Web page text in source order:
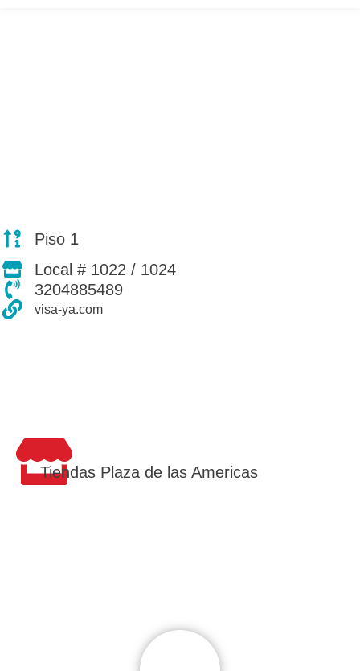
Piso 1
Local # 1022 / 1024
3204885489
visa-ya.com
Tiendas Plaza de las Americas